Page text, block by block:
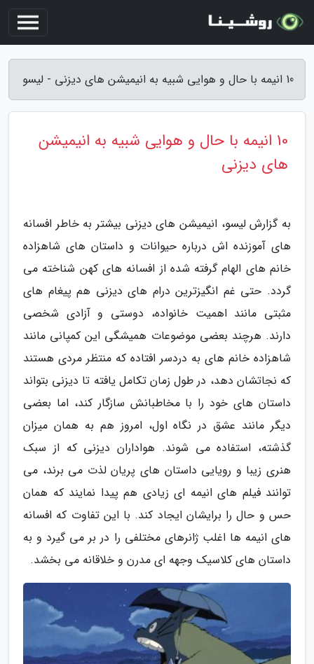
10 انیمه با حال و هوایی شبیه به انیمیشن های دیزنی - لیسو
10 انیمه با حال و هوایی شبیه به انیمیشن
های دیزنی
به گزارش لیسو، انیمیشن های دیزنی بیشتر به خاطر افسانه
های آموزنده اش درباره حیوانات و داستان های شاهزاده
خانم های الهام گرفته شده از افسانه های کهن شناخته می
گردد. حتی غم انگیزترین درام های دیزنی هم پیغام های
مثبتی مانند اهمیت خانواده، دوستی و آزادی شخصی
دارند. هرچند بعضی موضوعات همیشگی این کمپانی مانند
شاهزاده خانم های به دردسر افتاده که منتظر مردی هستند
که نجاتشان دهد، در طول زمان تکامل یافته تا دیزنی بتواند
داستان های خود را با مخاطبانش سازگار کند، اما بعضی
دیگر مانند عشق در نگاه اول، امروز هم به همان میزان
گذشته، استفاده می شوند. هواداران دیزنی که از سبک
هنری زیبا و رویایی داستان های پریان لذت می برند، می
توانند فیلم های انیمه ای زیادی هم پیدا نمایند که همان
حس و حال را برایشان ایجاد کند. با این تفاوت که افسانه
های انیمه ها اغلب ژانرهای مختلفی را در بر می گیرد و به
داستان های کلاسیک وجهه ای مدرن و خلاقانه می بخشد.